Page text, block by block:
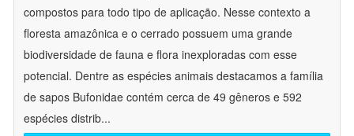
compostos para todo tipo de aplicação. Nesse contexto a
floresta amazônica e o cerrado possuem uma grande
biodiversidade de fauna e flora inexploradas com esse
potencial. Dentre as espécies animais destacamos a família
de sapos Bufonidae contém cerca de 49 gêneros e 592
espécies distrib...